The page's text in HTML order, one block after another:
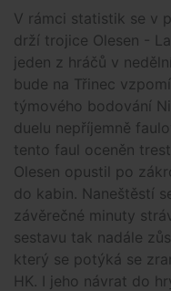
V rámci statistik se v
drží trojice Olesen -
jeden z hráčů v
bude na Třinec
týmového bodování
duelu nepříjemně
tento faul oceněn
Olesen opustil po
do kabin. Naneštěstí
závěrečné minuty
sestavu tak nadále
který se potýká se
HK. I jeho návrat do